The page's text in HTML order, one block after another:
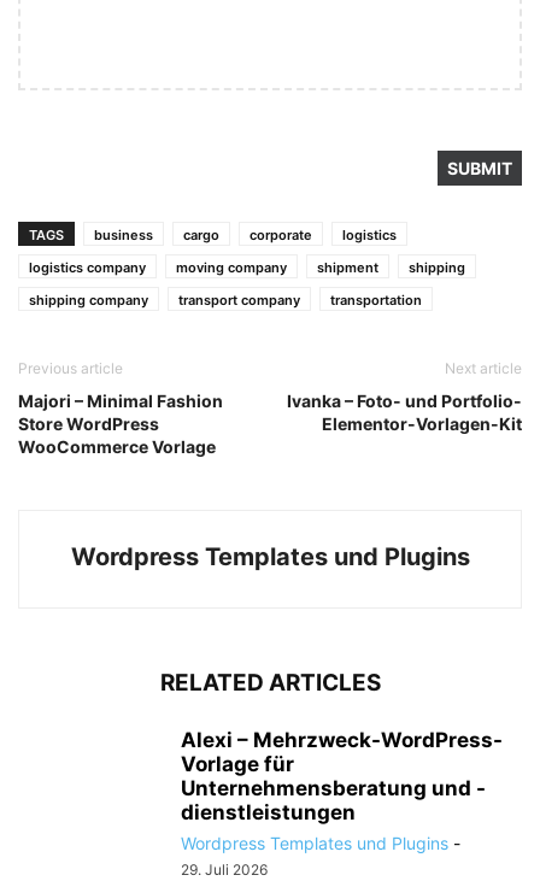
TAGS business cargo corporate
logistics
logistics company
moving company shipment
shipping
shipping company
transport company transportation
Previous article
Majori – Minimal Fashion
Store WordPress
WooCommerce Vorlage
Next article
Ivanka – Foto- und Portfolio-
Elementor-Vorlagen-Kit
Wordpress Templates und Plugins
RELATED ARTICLES
Alexi – Mehrzweck-WordPress-
Vorlage für
Unternehmensberatung und -
dienstleistungen
Wordpress Templates und Plugins -
29. Juli 2026